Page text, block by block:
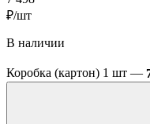
₽/шт
В наличии
Коробка (картон) 1 шт —